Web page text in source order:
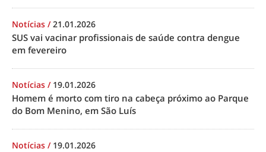
Notícias /21.01.2026
SUS vai vacinar profissionais de saúde contra dengue
em fevereiro
Notícias / 19.01.2026
Homem é morto com tiro na cabeça próximo ao Parque
do Bom Menino, em São Luís
Notícias / 19.01.2026